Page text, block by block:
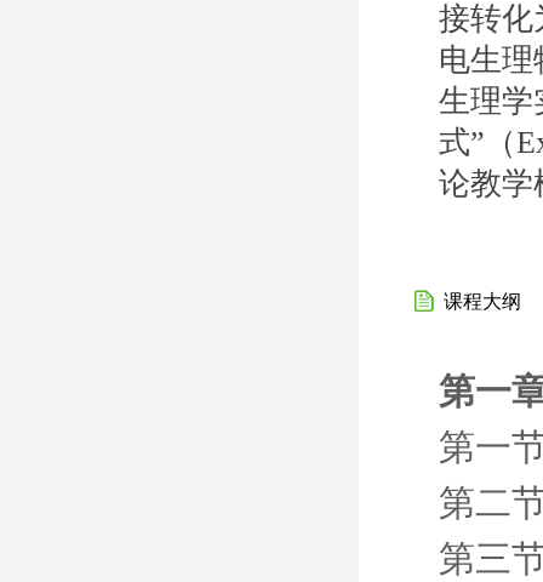
接转化
电生
生理学
式”（
论教学
课程大纲
第一
第一
第二
第三